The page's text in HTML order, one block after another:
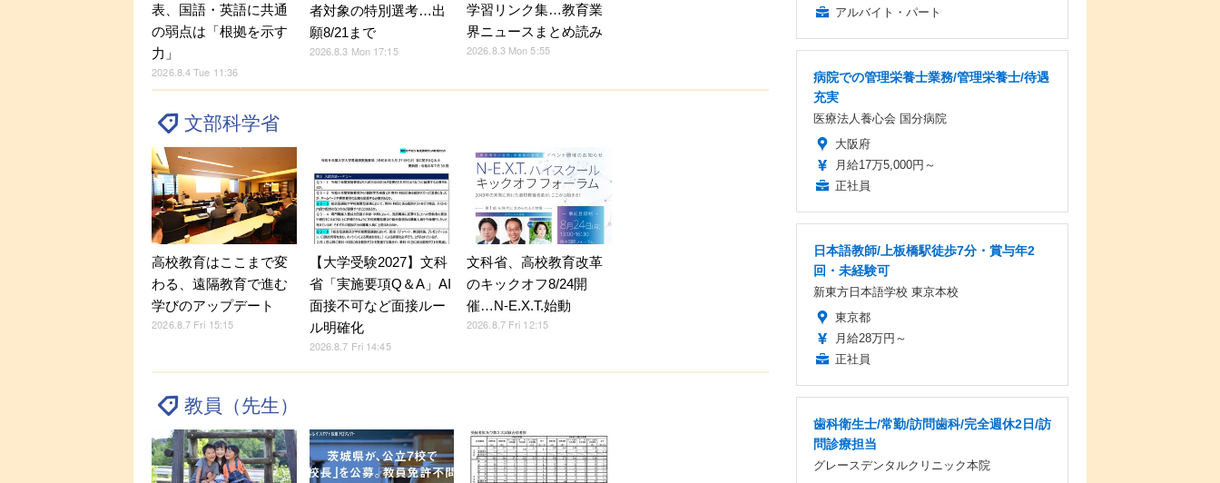
表、国語・英語に共通
の弱点は「根拠を示す
力」
2026.8.4 Tue 11:36
者対象の特別選考…出
願8/21まで
2026.8.3 Mon 17:15
学習リンク集…教育業
界ニュースまとめ読み
2026.8.3 Mon 5:55
文部科学省
高校教育はここまで変
わる、遠隔教育で進む
学びのアップデート
2026.8.7 Fri 15:15
【大学受験2027】文科
省「実施要項Q＆A」AI
面接不可など面接ルー
ル明確化
2026.8.7 Fri 14:45
文科省、高校教育改革
のキックオフ8/24開
催…N-E.X.T.始動
2026.8.7 Fri 12:15
教員（先生）
アルバイト・パート
病院での管理栄養士業務/管理栄養士/待遇
充実
医療法人養心会 国分病院
大阪府
月給17万5,000円～
正社員
日本語教師/上板橋駅徒歩7分・賞与年2
回・未経験可
新東方日本語学校 東京本校
東京都
月給28万円～
正社員
歯科衛生士/常勤/訪問歯科/完全週休2日/訪
問診療担当
グレースデンタルクリニック本院